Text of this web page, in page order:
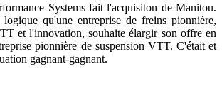
Systems fait l'acquisiton de Manitou.
qu'une entreprise de freins pionnière,
et l'innovation, souhaite élargir son offre en
pionnière de suspension VTT. C'était et
gagnant-gagnant.